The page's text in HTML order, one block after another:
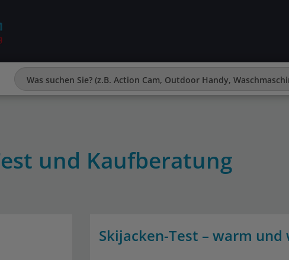
und Kaufberatung
Skijacken-Test – warm